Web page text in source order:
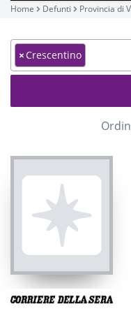
Home Defunti Provincia di
×Crescentino